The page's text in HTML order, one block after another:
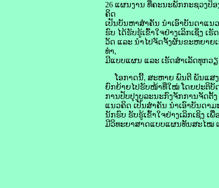
26 ແຜນງານ ທີ່ຄະນະພັກກະຊວງປ້
ຄິດ
ເປັນບັນຫາສໍາຄັນ ນໍາເອົາບັນດາແ
ຮົບ ໄດ້ຮັບຮູ້ເຂົ້າໃຈຢ່າງເລິກເຊິ່ງ
ວັດ ແລະ ນໍາໄປຈັດຈັ້ງຜັນຂະຫຍາຍ
ທໍາ,
ມີແບບແຜນ ແລະ ເຮັດສໍາເລັດທຸກວ
ໂອກາດນີ້, ສະຫາຍ ພົນຕີ ພັນແສງ
ຍົກຍ້າຍໄປຮັບໜ້າທີ່ໃໝ່ ໂດຍປະຕິບັ
ການປັບປຸງບູລະນະກົງຈັກການຈັດຕັ້
ແນວຄິດ ເປັນສໍາຄັນ ນໍາເອົາບັນດາ
ນັກຮົບ ຮັບຮູ້ເຂົ້າໃຈຢ່າງເລິກເຊິງ ເ
ມີວິທະຍາສາດແບບແຜນທັນສະໄໝ